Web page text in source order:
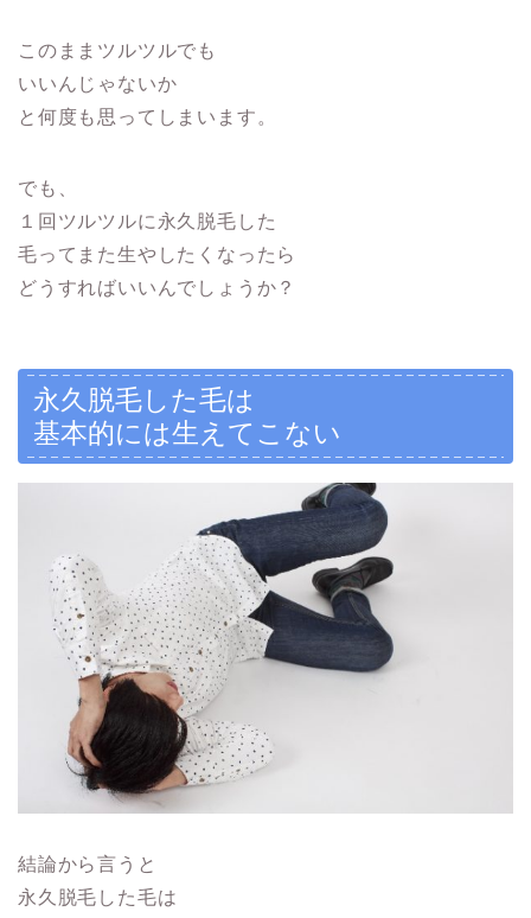
このままツルツルでも
いいんじゃないか
と何度も思ってしまいます。
でも、
１回ツルツルに永久脱毛した
毛ってまた生やしたくなったら
どうすればいいんでしょうか？
永久脱毛した毛は
基本的には生えてこない
結論から言うと
永久脱毛した毛は